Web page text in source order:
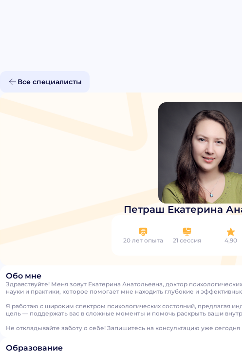
Все специалисты
Петраш Екатерина
20 лет опыта 21 сессия 4,90
Обо мне
Здравствуйте! Меня зовут Екатерина Анатольевна, доктор
науки и практики, которое помогает мне находить глубокие и
Я работаю с широким спектром психологических состояний, предлагая
цель — поддержать вас в сложные моменты и помочь раскрыть ваши
Не откладывайте заботу о себе! Запишитесь на консультацию уже
Образование